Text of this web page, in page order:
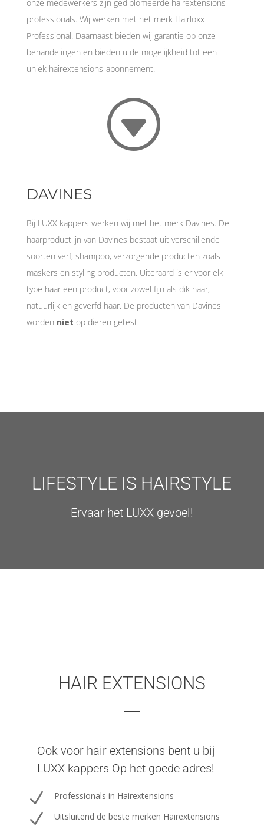
onze medewerkers zijn gediplomeerde hairextensions-
professionals. Wij werken met het merk Hairloxx
Professional. Daarnaast bieden wij garantie op onze
behandelingen en bieden u de mogelijkheid tot een
uniek hairextensions-abonnement.
G
DAVINES
Bij LUXX kappers werken wij met het merk Davines. De
haarproductlijn van Davines bestaat uit verschillende
soorten verf, shampoo, verzorgende producten zoals
maskers en styling producten. Uiteraard is er voor elk
type haar een product, voor zowel fijn als dik haar,
natuurlijk en geverfd haar. De producten van Davines
worden niet op dieren getest.
LIFESTYLE IS HAIRSTYLE
Ervaar het LUXX gevoel!
HAIR EXTENSIONS
Ook voor hair extensions bent u bij
LUXX kappers Op het goede adres!
N Professionals in Hairextensions
N Uitsluitend de beste merken Hairextensions